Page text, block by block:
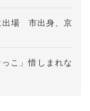
出場 市出身、京
こ」惜しまれな